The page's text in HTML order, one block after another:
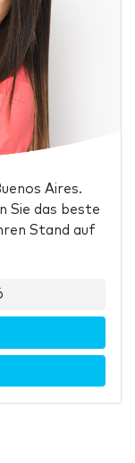
Aires.
Sie das beste
Stand auf